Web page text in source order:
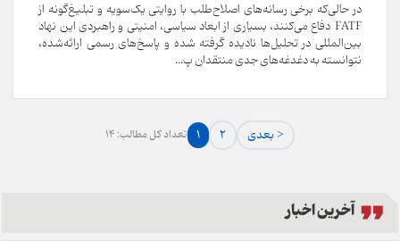
در حالی‌که برخی رسانه‌های اصلاح‌طلب با روایتی یک‌سویه و تبلیغ‌گونه از
FATF دفاع می‌کنند، بسیاری از ابعاد سیاسی، امنیتی و راهبردی این نهاد
بین‌المللی در تحلیل‌ها نادیده گرفته شده و پاسخ‌های رسمی ارائه‌شده،
نتوانسته به دغدغه‌های جدی منتقدان پ...
تعداد کل مطالب: 14 1 2 بعدی >
آخرین اخبار